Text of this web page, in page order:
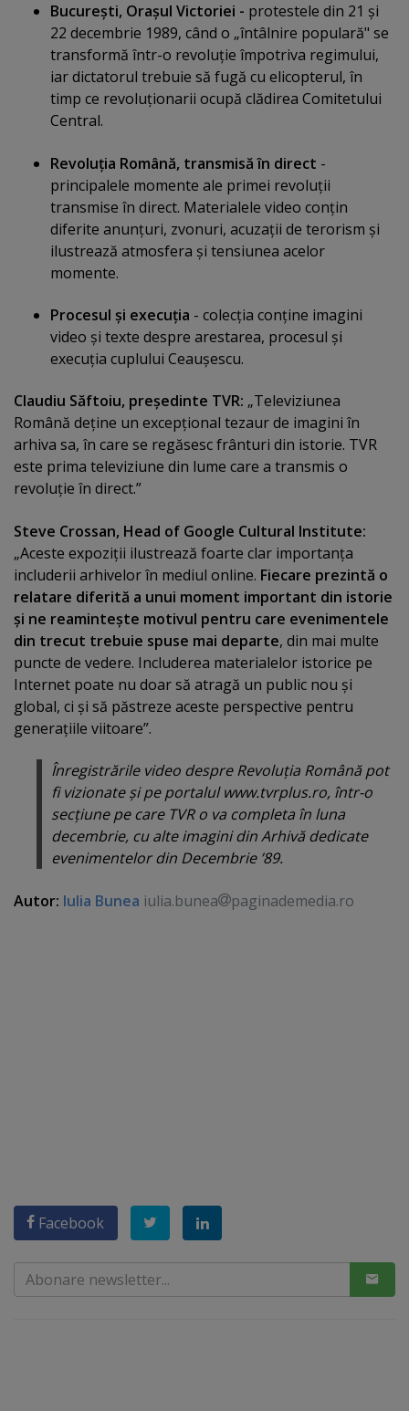
Bucureşti, Oraşul Victoriei - protestele din 21 şi
22 decembrie 1989, când o „întâlnire populară" se
transformă într-o revoluţie împotriva regimului,
iar dictatorul trebuie să fugă cu elicopterul, în
timp ce revoluţionarii ocupă clădirea Comitetului
Central.
Revoluţia Română, transmisă în direct -
principalele momente ale primei revoluţii
transmise în direct. Materialele video conţin
diferite anunţuri, zvonuri, acuzaţii de terorism şi
ilustrează atmosfera şi tensiunea acelor
momente.
Procesul şi execuţia - colecţia conţine imagini
video şi texte despre arestarea, procesul şi
execuţia cuplului Ceauşescu.
Claudiu Săftoiu, preşedinte TVR: „Televiziunea
Română deţine un excepţional tezaur de imagini în
arhiva sa, în care se regăsesc frânturi din istorie. TVR
este prima televiziune din lume care a transmis o
revoluţie în direct.”
Steve Crossan, Head of Google Cultural Institute:
„Aceste expoziţii ilustrează foarte clar importanţa
includerii arhivelor în mediul online. Fiecare prezintă o
relatare diferită a unui moment important din istorie
şi ne reaminteşte motivul pentru care evenimentele
din trecut trebuie spuse mai departe, din mai multe
puncte de vedere. Includerea materialelor istorice pe
Internet poate nu doar să atragă un public nou şi
global, ci şi să păstreze aceste perspective pentru
generaţiile viitoare”.
Înregistrările video despre Revoluţia Română pot
fi vizionate şi pe portalul www.tvrplus.ro, într-o
secţiune pe care TVR o va completa în luna
decembrie, cu alte imagini din Arhivă dedicate
evenimentelor din Decembrie ’89.
Autor: Iulia Bunea iulia.bunea paginademedia.ro
Facebook